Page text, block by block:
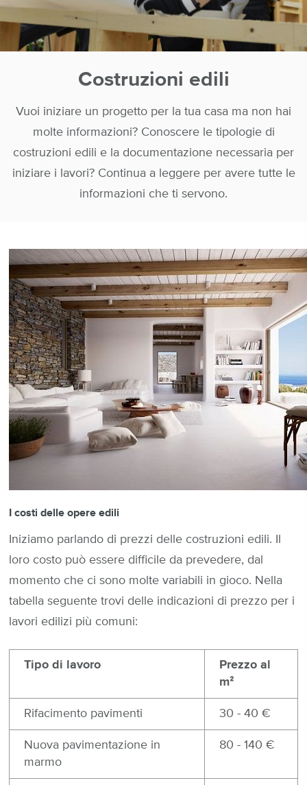
Costruzioni edili
Vuoi iniziare un progetto per la tua casa ma non hai
molte informazioni? Conoscere le tipologie di
costruzioni edili e la documentazione necessaria per
iniziare i lavori? Continua a leggere per avere tutte le
informazioni che ti servono.
I costi delle opere edili
Iniziamo parlando di prezzi delle costruzioni edili. Il
loro costo può essere difficile da prevedere, dal
momento che ci sono molte variabili in gioco. Nella
tabella seguente trovi delle indicazioni di prezzo per i
lavori edilizi più comuni:
Tipo di lavoro
Prezzo al
mᒾ
Rifacimento pavimenti 30 - 40 €
Nuova pavimentazione in
marmo
80 - 140 €